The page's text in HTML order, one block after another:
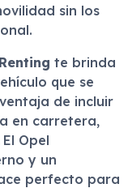
sin los
te brinda
que se
de incluir
en carretera,
Opel
y un
perfecto para